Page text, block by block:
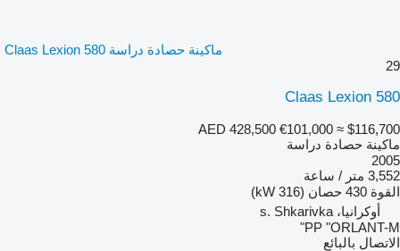
ماكينة حصادة دراسة Claas Lexion 580
29
Claas Lexion 580
AED 428,500 €101,000 ≈ $116,700
ماكينة حصادة دراسة
2005
3,552 متر / ساعة
القوة 430 حصان (316 kW)
أوكرانيا، s. Shkarivka
PP "ORLANT-M"
الاتصال بالبائع